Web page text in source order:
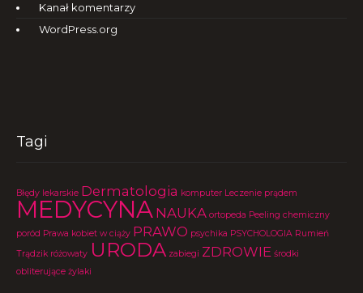
Kanał komentarzy
WordPress.org
Tagi
Błędy lekarskie Dermatologia komputer Leczenie prądem
MEDYCYNA NAUKA ortopeda Peeling chemiczny
poród Prawa kobiet w ciąży PRAWO psychika PSYCHOLOGIA Rumień
Trądzik różowaty URODA zabiegi ZDROWIE środki
obliterujące żylaki